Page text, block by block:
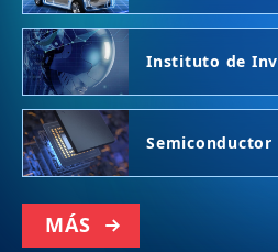
Instituto de
Semiconductor
MÁS